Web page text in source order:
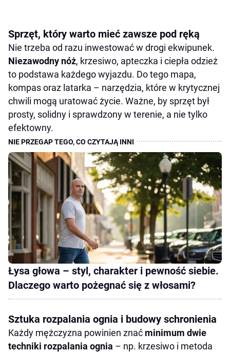
Sprzęt, który warto mieć zawsze pod ręką
Nie trzeba od razu inwestować w drogi ekwipunek.
Niezawodny nóż, krzesiwo, apteczka i ciepła odzież
to podstawa każdego wyjazdu. Do tego mapa,
kompas oraz latarka – narzędzia, które w krytycznej
chwili mogą uratować życie. Ważne, by sprzęt był
prosty, solidny i sprawdzony w terenie, a nie tylko
efektowny.
Łysa głowa – styl, charakter i pewność siebie.
Dlaczego warto pożegnać się z włosami?
Sztuka rozpalania ognia i budowy schronienia
Każdy mężczyzna powinien znać minimum dwie
techniki rozpalania ognia – np. krzesiwo i metoda